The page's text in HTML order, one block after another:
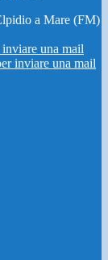
a Mare (FM)
una mail
inviare una mail